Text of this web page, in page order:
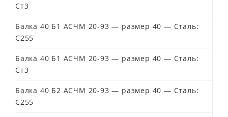
Ст3
Балка 40 Б1 АСЧМ 20-93 — размер 40 — Сталь:
С255
Балка 40 Б1 АСЧМ 20-93 — размер 40 — Сталь:
Ст3
Балка 40 Б2 АСЧМ 20-93 — размер 40 — Сталь:
С255